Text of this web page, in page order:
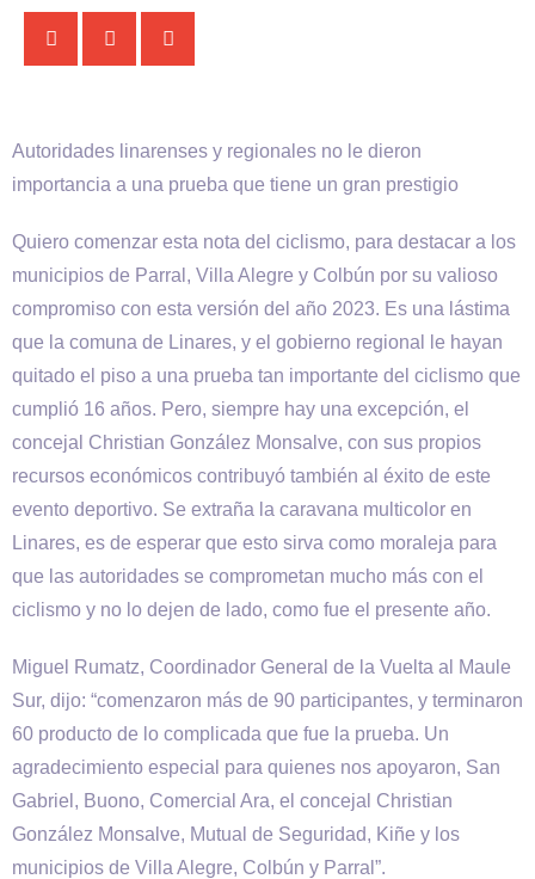
Autoridades linarenses y regionales no le dieron
importancia a una prueba que tiene un gran prestigio
Quiero comenzar esta nota del ciclismo, para destacar a los
municipios de Parral, Villa Alegre y Colbún por su valioso
compromiso con esta versión del año 2023. Es una lástima
que la comuna de Linares, y el gobierno regional le hayan
quitado el piso a una prueba tan importante del ciclismo que
cumplió 16 años. Pero, siempre hay una excepción, el
concejal Christian González Monsalve, con sus propios
recursos económicos contribuyó también al éxito de este
evento deportivo. Se extraña la caravana multicolor en
Linares, es de esperar que esto sirva como moraleja para
que las autoridades se comprometan mucho más con el
ciclismo y no lo dejen de lado, como fue el presente año.
Miguel Rumatz, Coordinador General de la Vuelta al Maule
Sur, dijo: “comenzaron más de 90 participantes, y terminaron
60 producto de lo complicada que fue la prueba. Un
agradecimiento especial para quienes nos apoyaron, San
Gabriel, Buono, Comercial Ara, el concejal Christian
González Monsalve, Mutual de Seguridad, Kiñe y los
municipios de Villa Alegre, Colbún y Parral”.